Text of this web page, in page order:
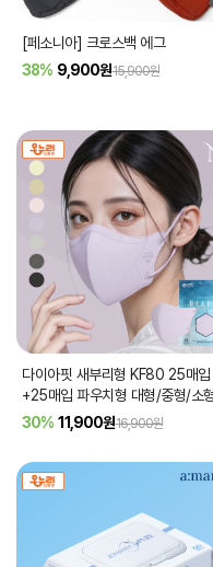
[페소니아] 크로스백 에그
38% 9,900원15,900원
다이아핏 새부리형 KF80 25매입
+25매입 파우치형 대형/중형/소형
30% 11,900원16,900원